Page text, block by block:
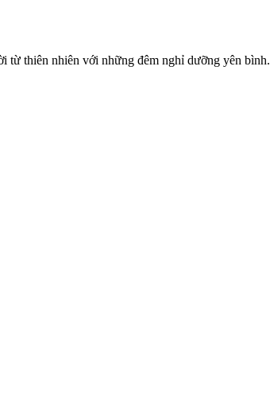
từ thiên nhiên với những đêm nghỉ dưỡng yên bình.